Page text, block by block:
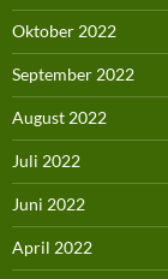
Oktober 2022
September 2022
August 2022
Juli 2022
Juni 2022
April 2022